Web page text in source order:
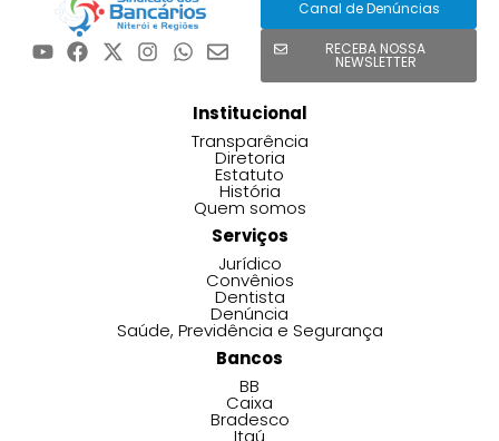
Canal de Denúncias
RECEBA NOSSA
NEWSLETTER
Institucional
Transparência
Diretoria
Estatuto
História
Quem somos
Serviços
Jurídico
Convênios
Dentista
Denúncia
Saúde, Previdência e Segurança
Bancos
BB
Caixa
Bradesco
Itaú